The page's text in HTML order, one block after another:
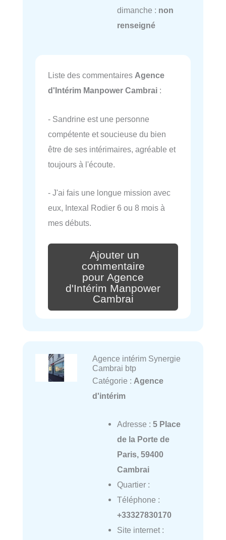
dimanche : non
renseigné
Liste des commentaires Agence
d'Intérim Manpower Cambrai :
- Sandrine est une personne
compétente et soucieuse du bien
être de ses intérimaires, agréable et
toujours à l'écoute.
- J'ai fais une longue mission avec
eux, Intexal Rodier 6 ou 8 mois à
mes débuts.
Ajouter un
commentaire
pour Agence
d'Intérim Manpower
Cambrai
Agence intérim Synergie
Cambrai btp
Catégorie : Agence
d'intérim
Adresse : 5 Place
de la Porte de
Paris, 59400
Cambrai
Quartier :
Téléphone :
+33327830170
Site internet :